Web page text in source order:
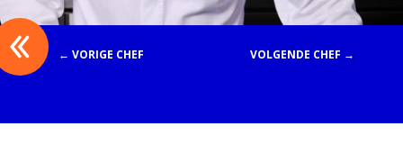
← VORIGE CHEF VOLGENDE CHEF →